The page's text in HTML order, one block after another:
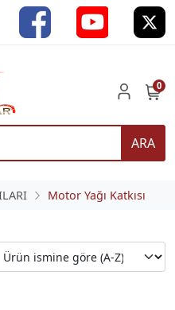
ARA
0
Motor Yağı Katkısı